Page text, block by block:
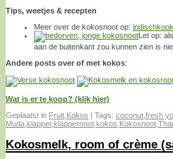
Tips, weetjes & recepten
Meer over de kokosnoot op:
Let op:
aan de buitenkant zou kunnen zien is
Andere posts over of met kokos:
Wat is er te koop? (klik hier)
Geplaatst in Fruit Kokos Tags: coconut fresh
Muda klapper, klappernoot kokos Kokosnoot
Kokosmelk, room of crème